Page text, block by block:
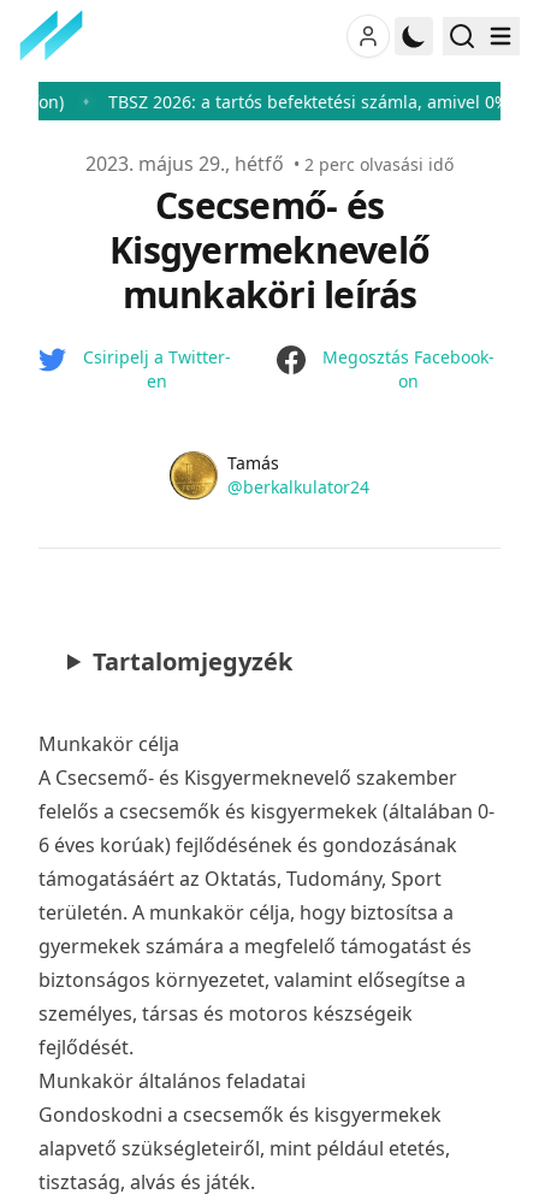
TBSZ 2026: a tartós befektetési számla, amivel 0%-ra
Publikálva
2023. május 29., hétfő • 2 perc olvasási idő
Csecsemő- és
Kisgyermeknevelő
munkaköri leírás
Csiripelj a Twitter-
en
facebook
Megosztás Facebook-
on
Name
Tamás
Twitter
@berkalkulator24
Tartalomjegyzék
Munkakör célja
A Csecsemő- és Kisgyermeknevelő szakember
felelős a csecsemők és kisgyermekek (általában 0-
6 éves korúak) fejlődésének és gondozásának
támogatásáért az Oktatás, Tudomány, Sport
területén. A munkakör célja, hogy biztosítsa a
gyermekek számára a megfelelő támogatást és
biztonságos környezetet, valamint elősegítse a
személyes, társas és motoros készségeik
fejlődését.
Munkakör általános feladatai
Gondoskodni a csecsemők és kisgyermekek
alapvető szükségleteiről, mint például etetés,
tisztaság, alvás és játék.